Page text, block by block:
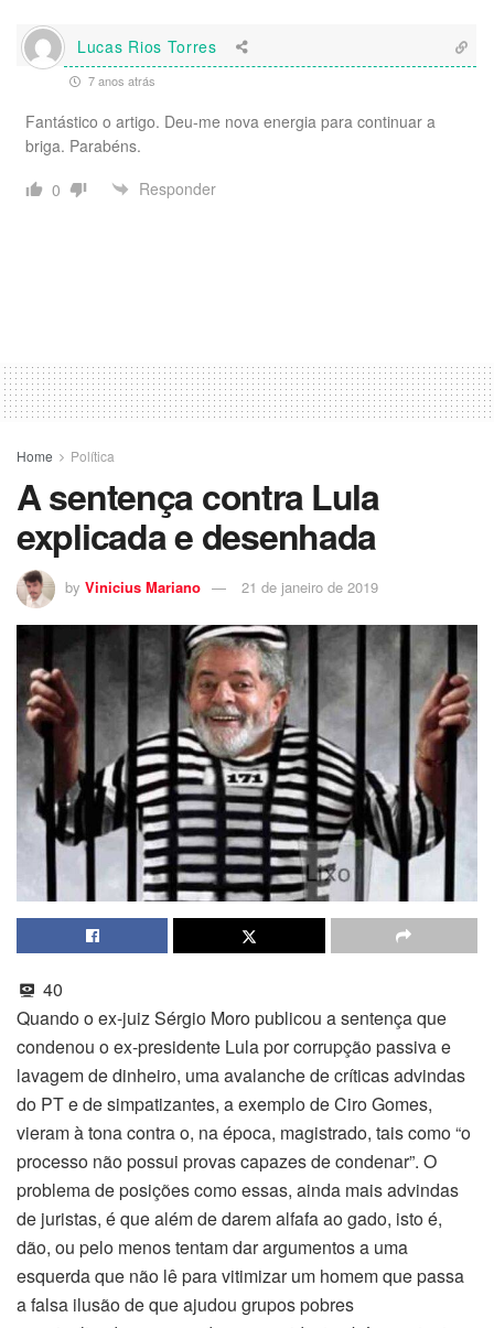
Lucas Rios Torres
7 anos atrás
Fantástico o artigo. Deu-me nova energia para continuar a
briga. Parabéns.
0
Responder
Home Política
A sentença contra Lula
explicada e desenhada
by Vinicius Mariano 21 de janeiro de 2019
40
Quando o ex-juiz Sérgio Moro publicou a sentença que
condenou o ex-presidente Lula por corrupção passiva e
lavagem de dinheiro, uma avalanche de críticas advindas
do PT e de simpatizantes, a exemplo de Ciro Gomes,
vieram à tona contra o, na época, magistrado, tais como “o
processo não possui provas capazes de condenar”. O
problema de posições como essas, ainda mais advindas
de juristas, é que além de darem alfafa ao gado, isto é,
dão, ou pelo menos tentam dar argumentos a uma
esquerda que não lê para vitimizar um homem que passa
a falsa ilusão de que ajudou grupos pobres